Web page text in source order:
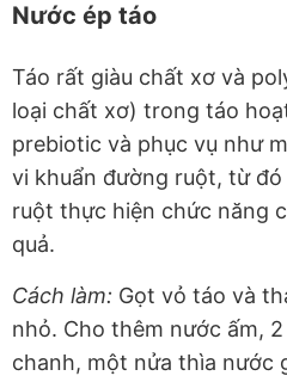
Nước ép táo
Táo rất giàu chất xơ và
loại chất xơ) trong táo
prebiotic và phục vụ như
vi khuẩn đường ruột, từ
ruột thực hiện chức năng
quả.
Cách làm: Gọt vỏ táo và
nhỏ. Cho thêm nước ấm,
chanh, một nửa thìa nước